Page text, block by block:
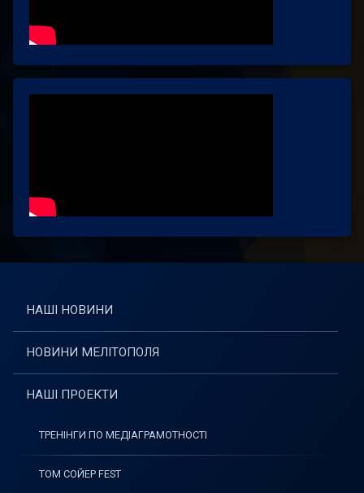
НАШІ НОВИНИ
НОВИНИ МЕЛІТОПОЛЯ
НАШІ ПРОЕКТИ
ТРЕНІНГИ ПО МЕДІАГРАМОТНОСТІ
ТОМ СОЙЕР FEST